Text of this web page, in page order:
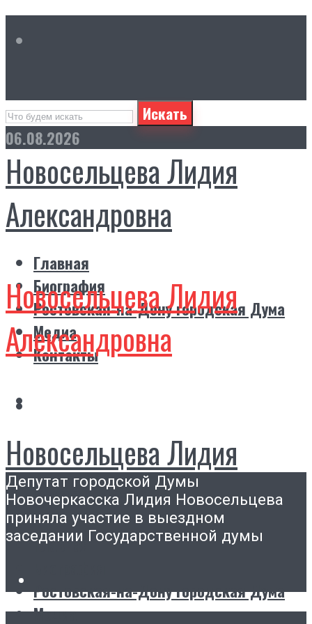
Искать
06.08.2026
Новосельцева Лидия
Александровна
Главная
Биография
Ростовская-на-Дону городская Дума
Медиа
Контакты
Новосельцева Лидия
Александровна
Новосельцева Лидия
Александровна
Главная
Ростовская-на-Дону городская Дума
Медиа
Депутат городской Думы
Новочеркасска Лидия Новосельцева
приняла участие в выездном
заседании Государственной думы